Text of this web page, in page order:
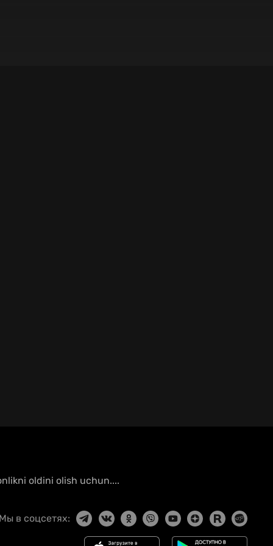
oldini olish uchun....
в соцсетях: